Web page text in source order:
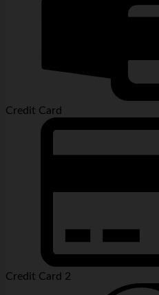
Credit Card
Credit Card 2